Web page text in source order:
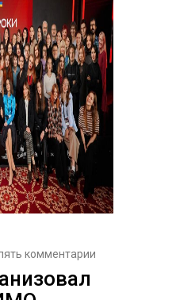
Forbes?
комментарии